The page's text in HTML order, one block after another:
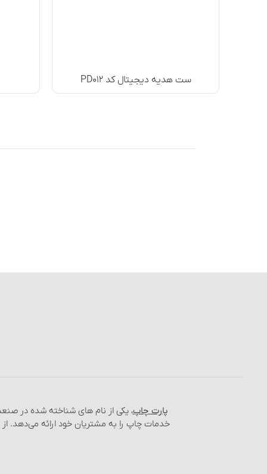
ست هدیه دیجیتال کد PD۰۱۲
پارت چاپ، یکی از نام‌ های شناخته شده در
خدمات چاپ را به مشتریان خود ارائه می‌دهد.